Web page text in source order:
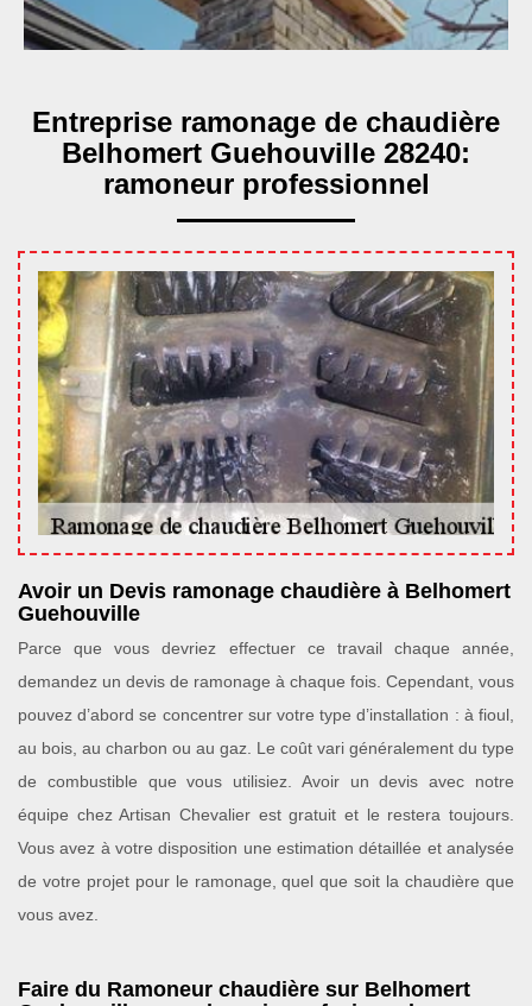
Entreprise ramonage de chaudière
Belhomert Guehouville 28240:
ramoneur professionnel
Avoir un Devis ramonage chaudière à Belhomert
Guehouville
Parce que vous devriez effectuer ce travail chaque année,
demandez un devis de ramonage à chaque fois. Cependant, vous
pouvez d’abord se concentrer sur votre type d’installation : à fioul,
au bois, au charbon ou au gaz. Le coût vari généralement du type
de combustible que vous utilisiez. Avoir un devis avec notre
équipe chez Artisan Chevalier est gratuit et le restera toujours.
Vous avez à votre disposition une estimation détaillée et analysée
de votre projet pour le ramonage, quel que soit la chaudière que
vous avez.
Faire du Ramoneur chaudière sur Belhomert